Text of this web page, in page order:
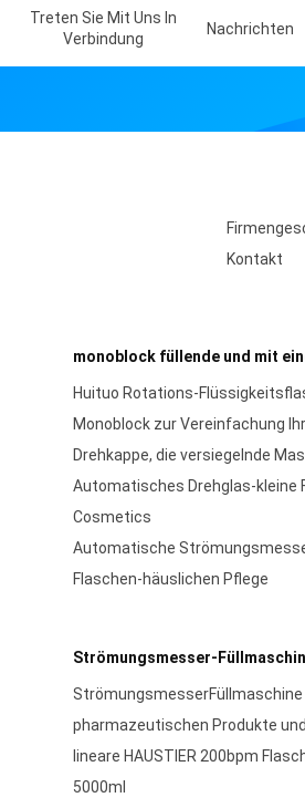
Treten Sie Mit Uns In
Verbindung
Nachrichten
Kontakt
monoblock füllende und mit
Huituo Rotations-
Monoblock zur Vereinfachung
Drehkappe, die versiegelnde
Automatisches Drehglas-kleine
Cosmetics
Automatische
Flaschen-häuslichen Pflege
Strömungsmesser-
pharmazeutischen Produkte
lineare HAUSTIER 200bpm
5000ml